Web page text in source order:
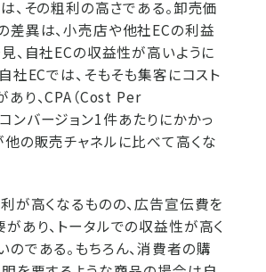
、その粗利の高さである。卸売価
差異は、小売店や他社ECの利益
見、自社ECの収益性が高いように
社ECでは、そもそも集客にコスト
り、CPA（Cost Per
バージョン1件あたりにかかっ
他の販売チャネルに比べて高くな
が高くなるものの、広告宣伝費を
あり、トータルでの収益性が高く
である。もちろん、消費者の購